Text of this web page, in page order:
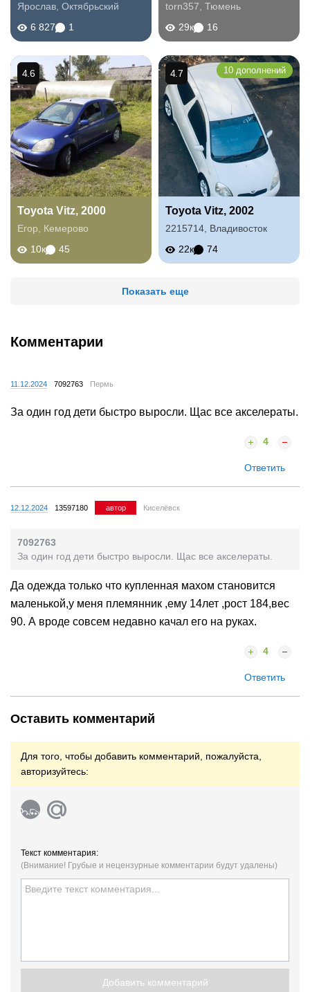
Ярослав Октябрьский
6 827
1
torn357 Тюмень
29к
16
Toyota Vitz, 2000
Егор
Кемерово
10к
45
4.6
Toyota Vitz, 2002
2215714 Владивосток
22к
74
4.7 10 дополнений
Показать еще
Комментарии
11.12.2024 7092763 Пермь
За один год дети быстро выросли. Щас все акселераты.
4
Ответить
12.12.2024 13597180 автор Киселёвск
7092763
За один год дети быстро выросли. Щас все акселераты.
Да одежда только что купленная махом становится
маленькой,у меня племянник ,ему 14лет ,рост 184,вес
90. А вроде совсем недавно качал его на руках.
4
Ответить
Оставить комментарий
Для того, чтобы добавить комментарий, пожалуйста,
авторизуйтесь:
Текст комментария:
(Внимание! Грубые и нецензурные комментарии будут удалены)
Добавить комментарий